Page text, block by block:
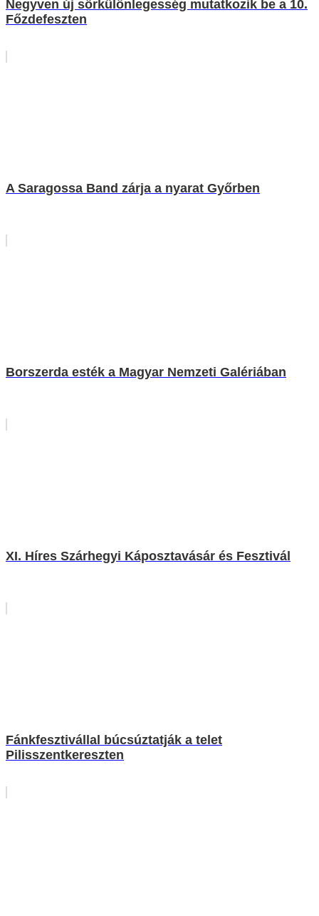
Negyven új sörkülönlegesség mutatkozik be a 10.
Főzdefeszten
A Saragossa Band zárja a nyarat Győrben
Borszerda esték a Magyar Nemzeti Galériában
XI. Híres Szárhegyi Káposztavásár és Fesztivál
Fánkfesztivállal búcsúztatják a telet
Pilisszentkereszten